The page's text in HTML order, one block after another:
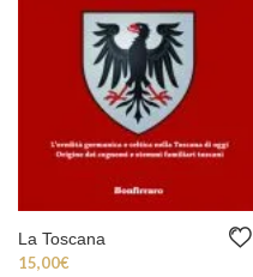
La Toscana
15,00€